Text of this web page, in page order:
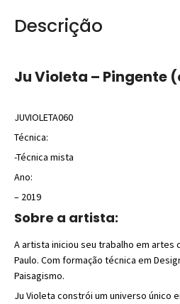
Descrição
Ju Violeta – Pingente
JUVIOLETA060
Técnica:
-Técnica mista
Ano:
– 2019
Sobre a artista:
A artista iniciou seu trabalho em artes
Paulo. Com formação técnica em
Paisagismo.
Ju Violeta constrói um universo único